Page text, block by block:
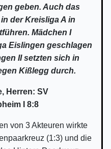
geben. Auch das
der Kreisliga A in
Mädchen I
Eislingen geschlagen
II setzten sich in
Kißlegg durch.
Herren: SV
I 8:8
von 3 Akteuren wirkte
(1:3) und die